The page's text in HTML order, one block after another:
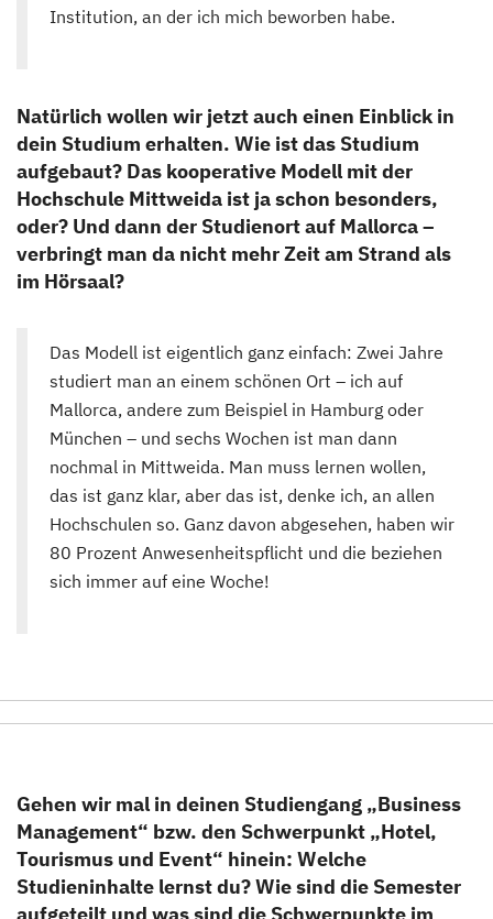
Institution, an der ich mich beworben habe.
Natürlich wollen wir jetzt auch einen Einblick in
dein Studium erhalten. Wie ist das Studium
aufgebaut? Das kooperative Modell mit der
Hochschule Mittweida ist ja schon besonders,
oder? Und dann der Studienort auf Mallorca –
verbringt man da nicht mehr Zeit am Strand als
im Hörsaal?
Das Modell ist eigentlich ganz einfach: Zwei Jahre
studiert man an einem schönen Ort – ich auf
Mallorca, andere zum Beispiel in Hamburg oder
München – und sechs Wochen ist man dann
nochmal in Mittweida. Man muss lernen wollen,
das ist ganz klar, aber das ist, denke ich, an allen
Hochschulen so. Ganz davon abgesehen, haben wir
80 Prozent Anwesenheitspflicht und die beziehen
sich immer auf eine Woche!
Gehen wir mal in deinen Studiengang „Business
Management“ bzw. den Schwerpunkt „Hotel,
Tourismus und Event“ hinein: Welche
Studieninhalte lernst du? Wie sind die Semester